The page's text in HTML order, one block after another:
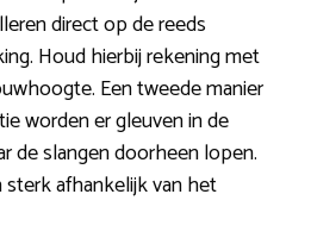
direct op de reeds
Houd hierbij rekening met
Een tweede manier
worden er gleuven in de
de slangen doorheen lopen.
afhankelijk van het